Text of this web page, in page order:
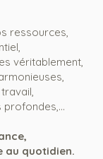
ressources,
véritablement,
au quotidien.